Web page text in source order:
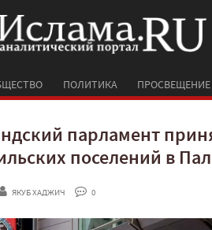
ПОЛИТИКА ПРОСВЕЩЕНИЕ
парламент
поселений в
ЯКУБ ХАДЖИЧ 0